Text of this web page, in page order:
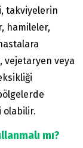
takviyelerin
hamileler,
vejetaryen veya
olabilir.
mı?